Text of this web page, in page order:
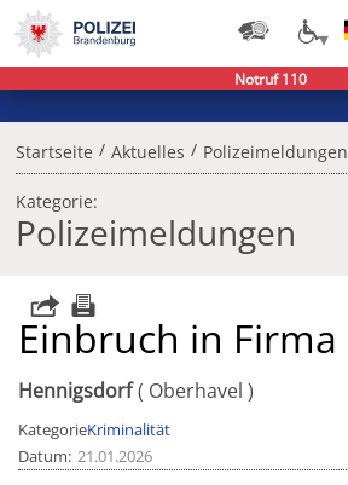
Startseite / Aktuelles / Polizeimeldungen
Kategorie:
Polizeimeldungen
Einbruch in Firma
Hennigsdorf Oberhavel
KategorieKriminalität
Datum 21.01.2026
Notruf 110